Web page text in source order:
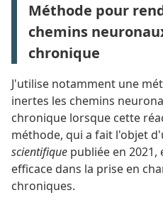
Méthode pour
chemins
chronique
J'utilise notamment une
inertes les chemins
chronique lorsque cette
méthode, qui a fait l'objet
scientifique publiée en
efficace dans la prise en
chroniques.